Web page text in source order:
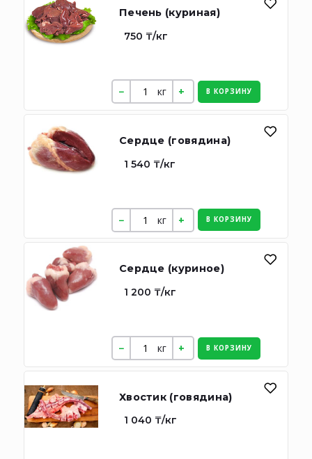
Печень (куриная)
750 ₸/кг
кг В КОРЗИНУ
Сердце (говядина)
1 540 ₸/кг
кг В КОРЗИНУ
Сердце (куриное)
1 200 ₸/кг
кг В КОРЗИНУ
Хвостик (говядина)
1 040 ₸/кг